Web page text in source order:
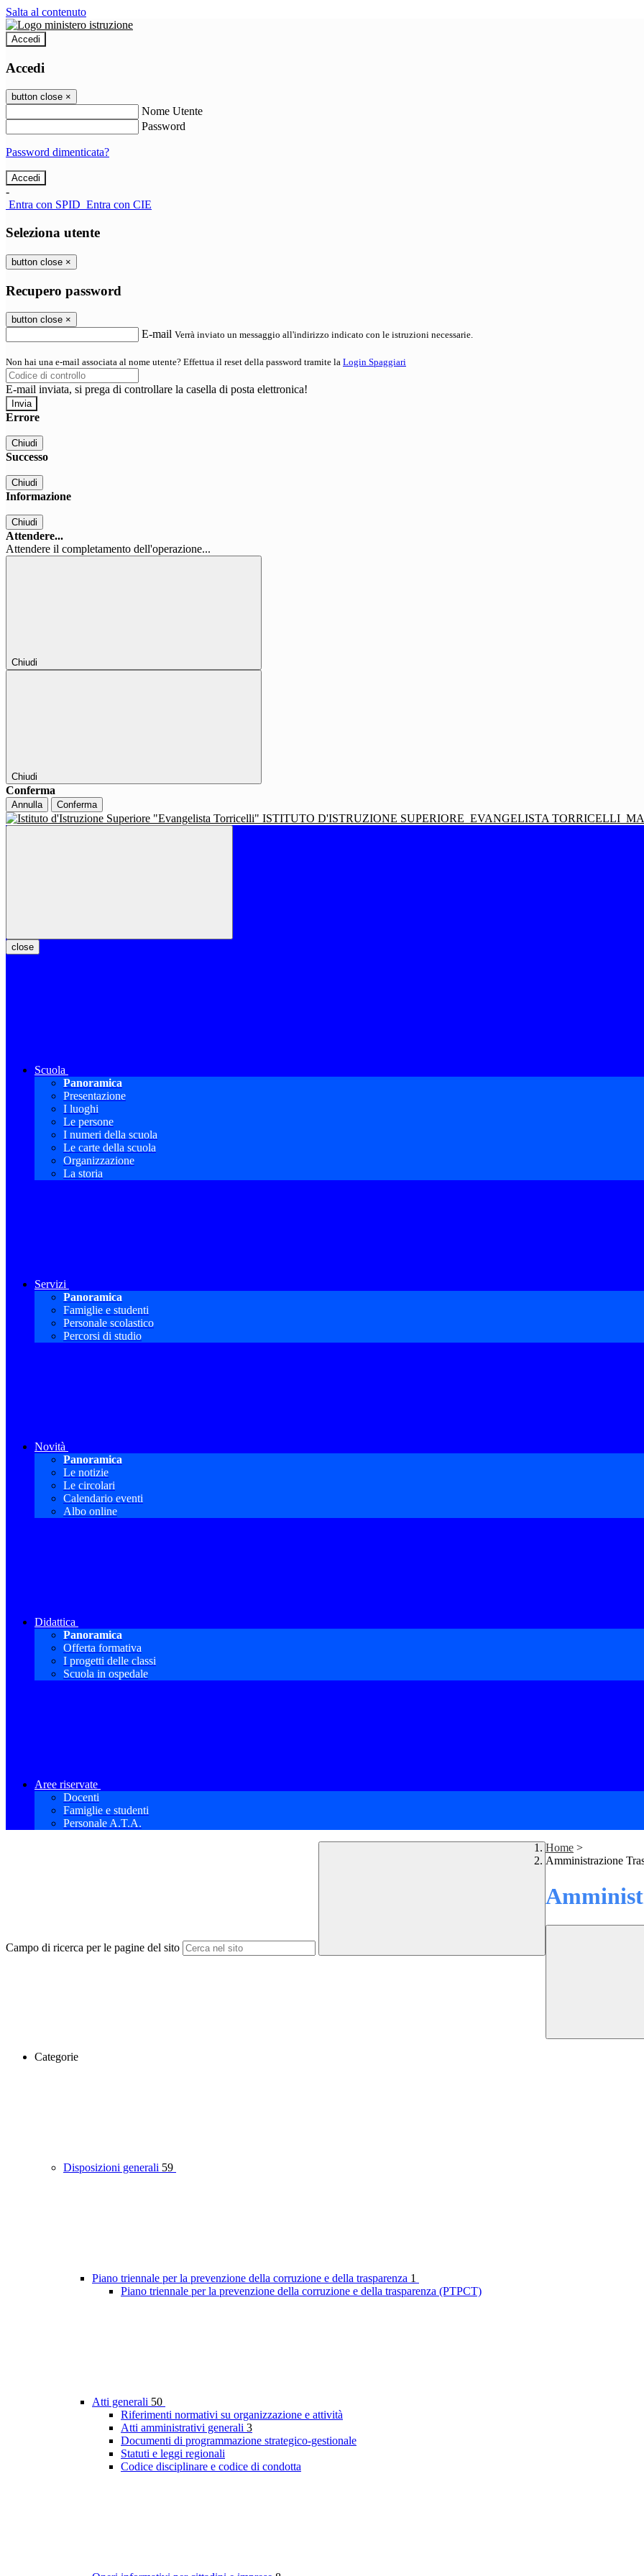
Salta al contenuto
Accedi
Accedi
button close ×
Nome Utente
Password
Password dimenticata?
-
Entra con SPID Entra con CIE
Seleziona utente
button close ×
Recupero password
button close ×
E-mail Verrà inviato un messaggio all'indirizzo indicato con le istruzioni necessarie.
Non hai una e-mail associata al nome utente? Effettua il reset della password tramite la Login Spaggiari
E-mail inviata, si prega di controllare la casella di posta elettronica!
Errore
Chiudi
Successo
Chiudi
Informazione
Chiudi
Attendere...
Attendere il completamento dell'operazione...
Chiudi
Chiudi
Conferma
Annulla Conferma
ISTITUTO D'ISTRUZIONE SUPERIORE EVANGELISTA TORRICELLI
close
Scuola
Panoramica
Presentazione
I luoghi
Le persone
I numeri della scuola
Le carte della scuola
Organizzazione
La storia
Servizi
Panoramica
Famiglie e studenti
Personale scolastico
Percorsi di studio
Novità
Panoramica
Le notizie
Le circolari
Calendario eventi
Albo online
Didattica
Panoramica
Offerta formativa
I progetti delle classi
Scuola in ospedale
Aree riservate
Docenti
Famiglie e studenti
Personale A.T.A.
Campo di ricerca per le pagine del sito
Home >
Amministrazione
Categorie
Disposizioni generali 59
Piano triennale per la prevenzione della corruzione e della trasparenza 1
Piano triennale per la prevenzione della corruzione e della trasparenza (PTPCT)
Atti generali 50
Riferimenti normativi su organizzazione e attività
Atti amministrativi generali 3
Documenti di programmazione strategico-gestionale
Statuti e leggi regionali
Codice disciplinare e codice di condotta